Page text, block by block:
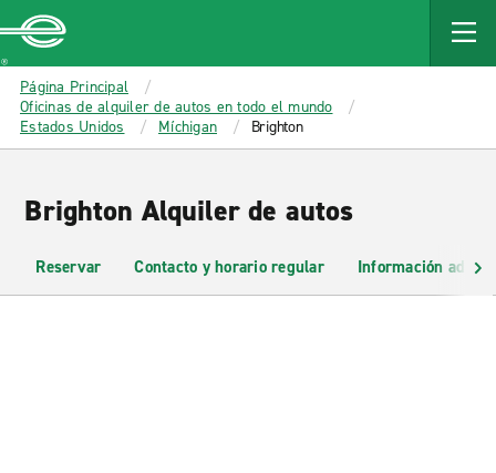
MAIN
CONTENT
Enterprise
Página Principal
Oficinas de alquiler de autos en todo el mundo
Estados Unidos
Míchigan Brighton
Brighton Alquiler de autos
Reservar Contacto y horario regular Información